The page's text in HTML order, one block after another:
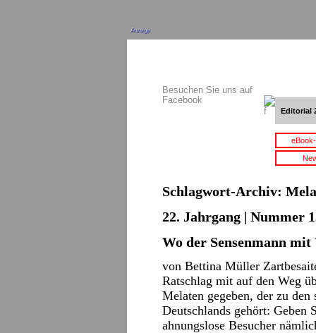
Anzeige
Besuchen Sie uns auf
Facebook
Editorial
Schlagwort-Archiv:
22. Jahrgang | Nummer
Wo der Sensenmann
von Bettina Müller
Ratschlag mit auf den Weg
Melaten gegeben, der zu den
Deutschlands gehört:
ahnungslose Besucher